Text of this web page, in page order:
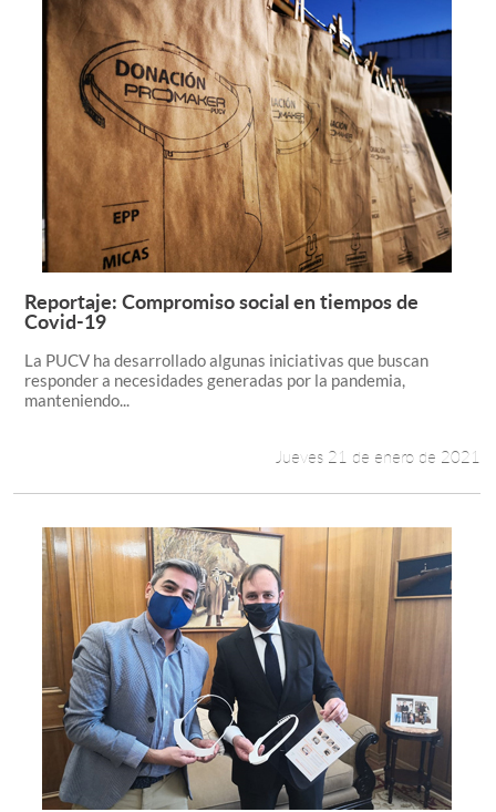
Leer más +
Reportaje: Compromiso social en tiempos de
Covid-19
La PUCV ha desarrollado algunas iniciativas que buscan
responder a necesidades generadas por la pandemia,
manteniendo...
Jueves 21 de enero de 2021